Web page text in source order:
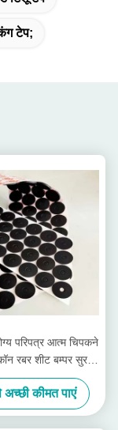
टेप;
परिपत्र आत्म चिपकने
रबर शीट बम्पर सुरक्षा
पैड
कीमत पाएं